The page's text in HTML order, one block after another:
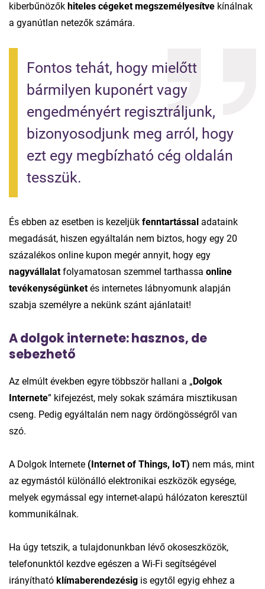
kiberbűnözők hiteles cégeket megszemélyesítve kínálnak
a gyanútlan netezők számára.
Fontos tehát, hogy mielőtt
bármilyen kuponért vagy
engedményért regisztráljunk,
bizonyosodjunk meg arról, hogy
ezt egy megbízható cég oldalán
tesszük.
És ebben az esetben is kezeljük fenntartással adataink
megadását, hiszen egyáltalán nem biztos, hogy egy 20
százalékos online kupon megér annyit, hogy egy
nagyvállalatfolyamatosan szemmel tarthassa online
tevékenységünketés internetes lábnyomunk alapján
szabja személyre a nekünk szánt ajánlatait!
A dolgok internete: hasznos, de
sebezhető
Az elmúlt években egyre többször hallani a „ Dolgok
Internete” kifejezést, mely sokak számára misztikusan
cseng. Pedig egyáltalán nem nagy ördöngösségről van
szó.
A Dolgok Internete (Internet of Things, IoT) nem más, mint
az egymástól különálló elektronikai eszközök egysége,
melyek egymással egy internet-alapú hálózaton keresztül
kommunikálnak.
Ha úgy tetszik, a tulajdonunkban lévő okoseszközök,
telefonunktól kezdve egészen a Wi-Fi segítségével
irányítható klímaberendezésig is egytől egyig ehhez a